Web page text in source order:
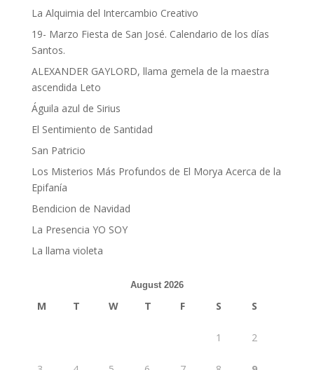
La Alquimia del Intercambio Creativo
19- Marzo Fiesta de San José. Calendario de los días
Santos.
ALEXANDER GAYLORD, llama gemela de la maestra
ascendida Leto
Águila azul de Sirius
El Sentimiento de Santidad
San Patricio
Los Misterios Más Profundos de El Morya Acerca de la
Epifanía
Bendicion de Navidad
La Presencia YO SOY
La llama violeta
August 2026
M T W T F S S
1 2